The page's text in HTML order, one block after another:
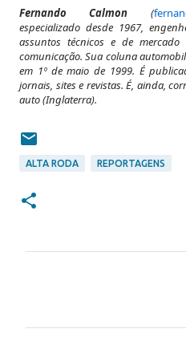
Fernando Calmon (
especializado desde 1967,
assuntos técnicos e de
comunicação. Sua coluna
em 1º de maio de 1999. É
jornais, sites e revistas. É, ainda,
auto (Inglaterra).
ALTA RODA REPORTAGENS
m